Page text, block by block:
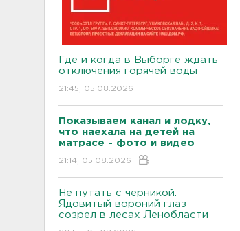
Где и когда в Выборге ждать
отключения горячей воды
21:45, 05.08.2026
Показываем канал и лодку,
что наехала на детей на
матрасе - фото и видео
21:14, 05.08.2026
Не путать с черникой.
Ядовитый вороний глаз
созрел в лесах Ленобласти